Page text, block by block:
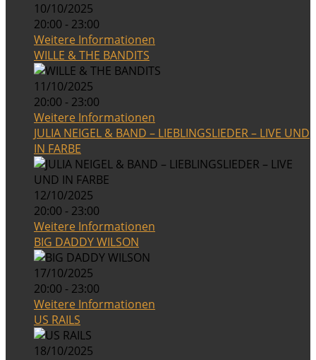
10/10/2025
20:00 - 23:00
Weitere Informationen
WILLE & THE BANDITS
11/10/2025
20:00 - 23:00
Weitere Informationen
JULIA NEIGEL & BAND – LIEBLINGSLIEDER – LIVE UND
IN FARBE
12/10/2025
20:00 - 23:00
Weitere Informationen
BIG DADDY WILSON
17/10/2025
20:00 - 23:00
Weitere Informationen
US RAILS
18/10/2025